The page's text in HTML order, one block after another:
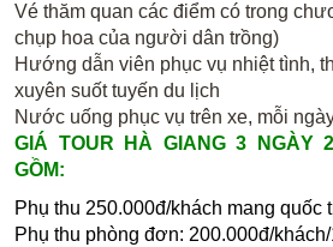
Vé thăm quan các điểm có trong
chụp hoa của người dân trồng)
Hướng dẫn viên phục vụ nhiệt tình,
xuyên suốt tuyến du lịch
Nước uống phục vụ trên xe, mỗi
GIÁ TOUR HÀ GIANG 3 NGÀY
GỒM:
Phụ thu 250.000đ/khách mang quốc
Phụ thu phòng đơn: 200.000đ/